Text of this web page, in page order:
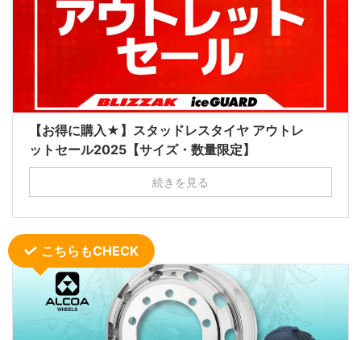
【お得に購入★】スタッドレスタイヤ アウトレ
ットセール2025【サイズ・数量限定】
続きを見る
こちらもCHECK